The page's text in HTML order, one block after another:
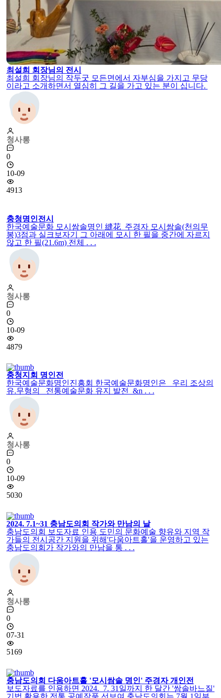
최설희 회장님의 전시
최설희 회장님의 작두굿 모든면에서 자부심을 가지고 무당
이라고 소개하면서 열심히 그 길을 가고 있는 분이 십니다.
청사롱
0
10-09
4913
충청명인전시
한국예술문화 모시쌈솔명인 縫花 주경자 모시쌈솔(천의무
봉)3점과 실크보자기 그 아래에 모시 한 필을 중간에 자르지
않고 한 필(21.6m) 전체 . . .
청사롱
0
4879
충청지회 명인전
한국예술문화명인진흥회 한국예술문화명인은 우리 조상의
유.무형의 전통예술문화 유지 발전 &n . . .
청사롱
0
10-09
2024. 7.1~31 충남도의회 작가와 만남의 날